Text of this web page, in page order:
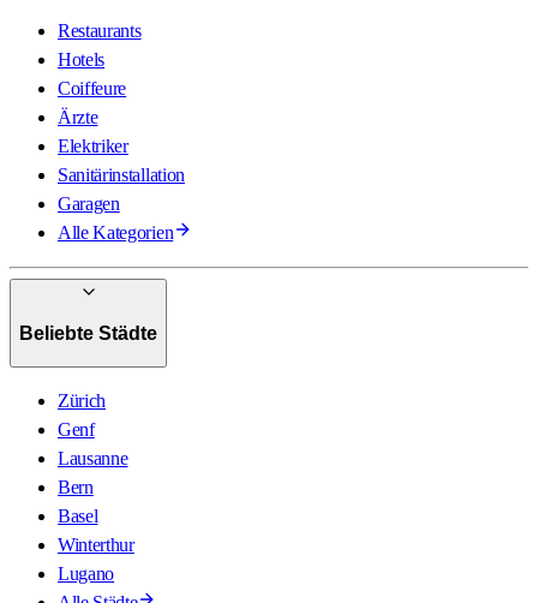
Restaurants
Hotels
Coiffeure
Ärzte
Elektriker
Sanitärinstallation
Garagen
Alle Kategorien
Beliebte Städte
Zürich
Genf
Lausanne
Bern
Basel
Winterthur
Lugano